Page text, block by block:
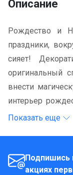
Описание
Рождество и
праздники,
сияет!
оригинальный
внести
интерьер
свечами,
Показать еще
Подпишись
акциях